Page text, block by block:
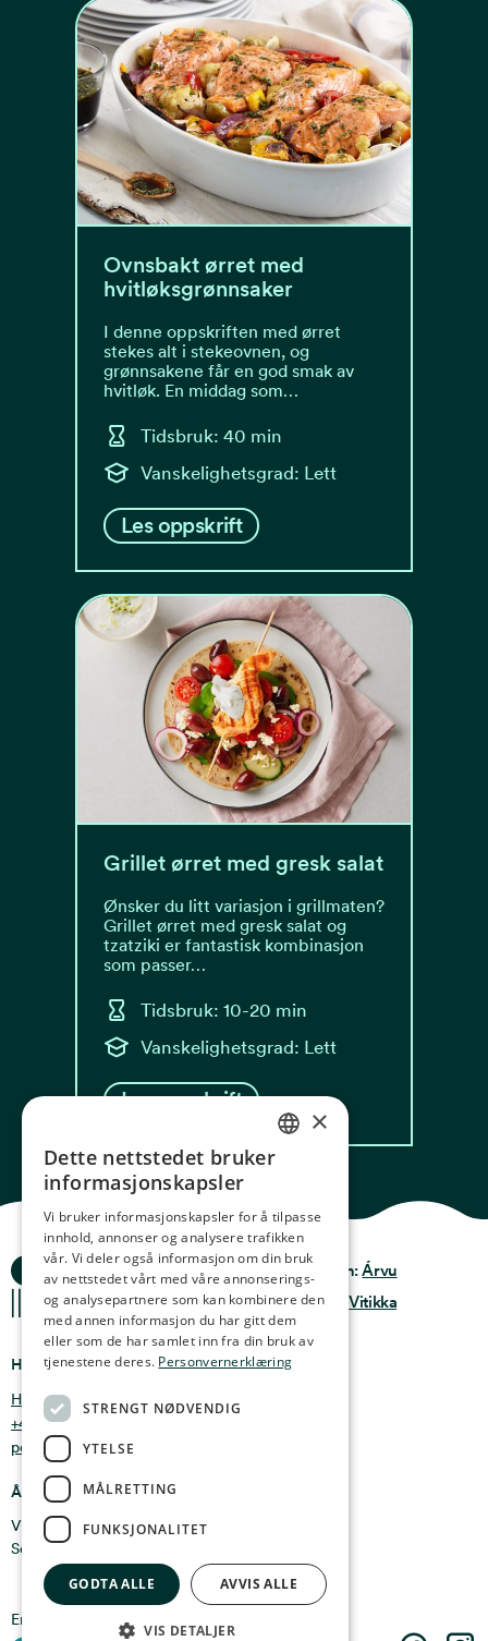
Ovnsbakt ørret med
hvitløksgrønnsaker
I denne oppskriften med ørret
stekes alt i stekeovnen, og
grønnsakene får en god smak av
hvitløk. En middag som…
Tidsbruk: 40 min
Vanskelighetsgrad: Lett
Les oppskrift
Grillet ørret med gresk salat
Ønsker du litt variasjon i grillmaten?
Grillet ørret med gresk salat og
tzatziki er fantastisk kombinasjon
som passer…
Tidsbruk: 10-20 min
Vanskelighetsgrad: Lett
Les oppskrift
Ocean Stories
Hvor finner du oss
Holmen 4b, 9750 Honningsvåg, Norge
+47 47 99 00 95
post@oceanstories.no
Åpningstider
Vintersesong 1. nov - 30. april: Man - søn 10-16
Sommersesong 1. mai - 31. okt: Man - søn 10-18
Privacy & Policy
Terms & conditions
Design:Árvu
Kode:Vitikka
En del av Cermaq
NORWEGIAN
GERMAN
FRENCH
SPANISH
FINNISH
×
Dette nettstedet bruker
informasjonskapsler
Vi bruker informasjonskapsler for å tilpasse
innhold, annonser og analysere trafikken
vår. Vi deler også informasjon om din bruk
av nettstedet vårt med våre annonserings-
og analysepartnere som kan kombinere den
med annen informasjon du har gitt dem
eller som de har samlet inn fra din bruk av
tjenestene deres. Personvernerklæring
STRENGT NØDVENDIG
YTELSE
MÅLRETTING
FUNKSJONALITET
GODTA ALLE AVVIS ALLE
VIS DETALJER